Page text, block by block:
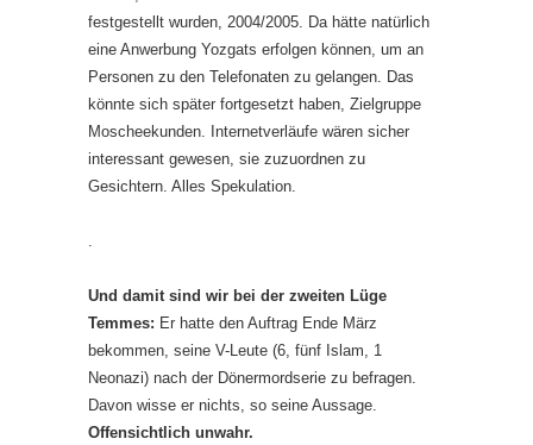
festgestellt wurden, 2004/2005. Da hätte natürlich
eine Anwerbung Yozgats erfolgen können, um an
Personen zu den Telefonaten zu gelangen. Das
könnte sich später fortgesetzt haben, Zielgruppe
Moscheekunden. Internetverläufe wären sicher
interessant gewesen, sie zuzuordnen zu
Gesichtern. Alles Spekulation.
.
Und damit sind wir bei der zweiten Lüge
Temmes: Er hatte den Auftrag Ende März
bekommen, seine V-Leute (6, fünf Islam, 1
Neonazi) nach der Dönermordserie zu befragen.
Davon wisse er nichts, so seine Aussage.
Offensichtlich unwahr.